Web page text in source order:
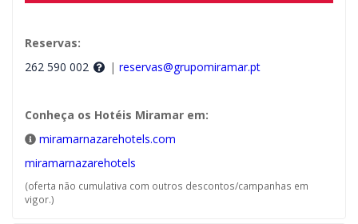
Reservas:
262 590 002
| reservas@grupomiramar.pt
Conheça os Hotéis Miramar em:
miramarnazarehotels.com
miramarnazarehotels
(oferta não cumulativa com outros descontos/campanhas em
vigor.)